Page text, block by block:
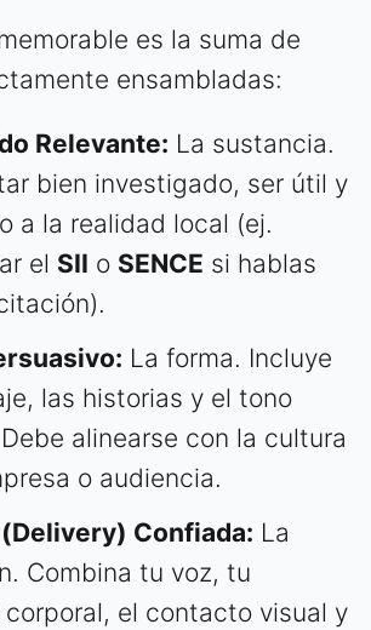
es la suma de
ensambladas:
Relevante: La sustancia.
bien investigado, ser útil y
a la realidad local (ej.
el SII o SENCE si hablas
La forma. Incluye
las historias y el tono
alinearse con la cultura
o audiencia.
Confiada: La
Combina tu voz, tu
corporal, el contacto visual y